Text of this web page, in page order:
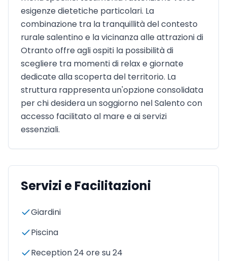
esigenze dietetiche particolari. La
combinazione tra la tranquillità del contesto
rurale salentino e la vicinanza alle attrazioni di
Otranto offre agli ospiti la possibilità di
scegliere tra momenti di relax e giornate
dedicate alla scoperta del territorio. La
struttura rappresenta un'opzione consolidata
per chi desidera un soggiorno nel Salento con
accesso facilitato al mare e ai servizi
essenziali.
Servizi e Facilitazioni
Giardini
Piscina
Reception 24 ore su 24